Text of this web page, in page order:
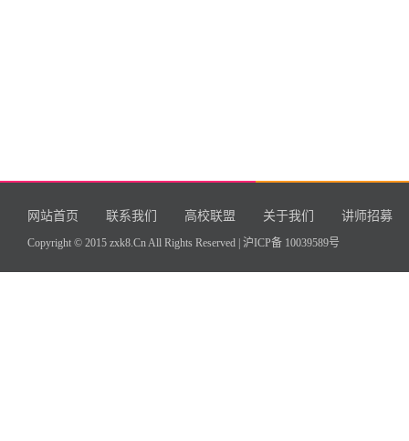
网站首页 联系我们 高校联盟 关于我们 讲师招募
Copyright © 2015 zxk8.Cn All Rights Reserved | 沪ICP备 10039589号